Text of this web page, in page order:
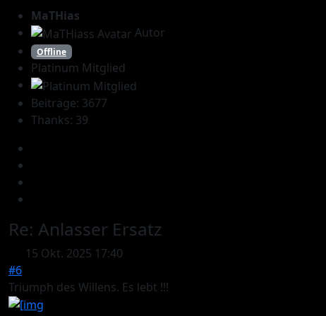
MaTHias
Autor
Offline
Platinum Mitglied
Beiträge: 3677
Thanks: 39
Re: Anlasser Ersatz
15 Okt. 2025 17:40
#6
Triumph des Willens. Es lebt !!!